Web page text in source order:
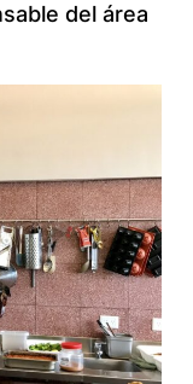
del área